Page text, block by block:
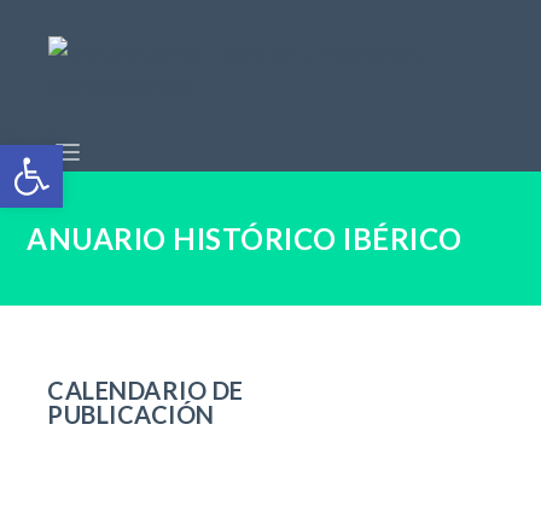
Open toolbar
ANUARIO HISTÓRICO IBÉRICO
CALENDARIO DE
PUBLICACIÓN